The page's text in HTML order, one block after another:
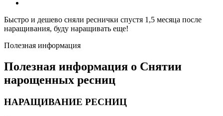
Быстро и дешево сняли реснички спустя 1,5 месяца после
наращивания, буду наращивать еще!
Полезная информация
Полезная информация о Снятии
нарощенных ресниц
НАРАЩИВАНИЕ РЕСНИЦ